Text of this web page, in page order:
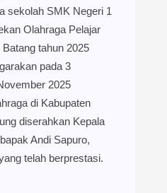
sekolah SMK Negeri 1
Olahraga Pelajar
tahun 2025
pada 3
2025
di Kabupaten
diserahkan Kepala
Andi Sapuro,
telah berprestasi.